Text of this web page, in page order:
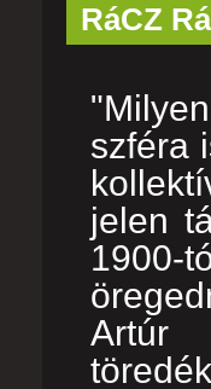
RáCZ
szféra
jelen
1900-
Artúr